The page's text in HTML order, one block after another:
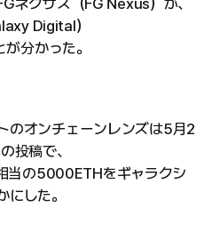
Digital）
分かった。
のオンチェーンレンズは5月2
投稿で、
当の5000ETHをギャラクシ
にした。